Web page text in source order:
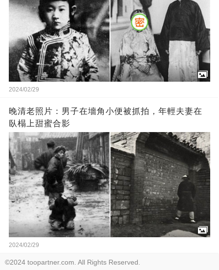
2024/02/29
晚清老照片：男子在墻角小便被抓拍，年輕夫妻在
臥榻上甜蜜合影
2024/02/29
©2024 toopartner.com. All Rights Reserved.